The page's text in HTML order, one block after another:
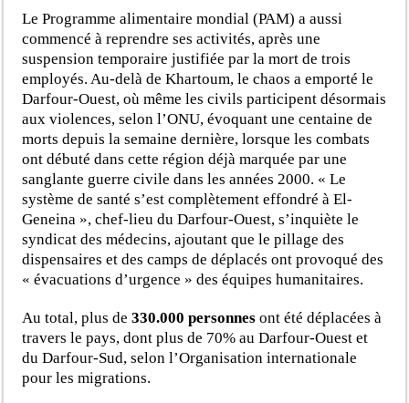
Le Programme alimentaire mondial (PAM) a aussi
commencé à reprendre ses activités, après une
suspension temporaire justifiée par la mort de trois
employés. Au-delà de Khartoum, le chaos a emporté le
Darfour-Ouest, où même les civils participent désormais
aux violences, selon l’ONU, évoquant une centaine de
morts depuis la semaine dernière, lorsque les combats
ont débuté dans cette région déjà marquée par une
sanglante guerre civile dans les années 2000. « Le
système de santé s’est complètement effondré à El-
Geneina », chef-lieu du Darfour-Ouest, s’inquiète le
syndicat des médecins, ajoutant que le pillage des
dispensaires et des camps de déplacés ont provoqué des
« évacuations d’urgence » des équipes humanitaires.
Au total, plus de330.000 personnes ont été déplacées à
travers le pays, dont plus de 70% au Darfour-Ouest et
du Darfour-Sud, selon l’Organisation internationale
pour les migrations.